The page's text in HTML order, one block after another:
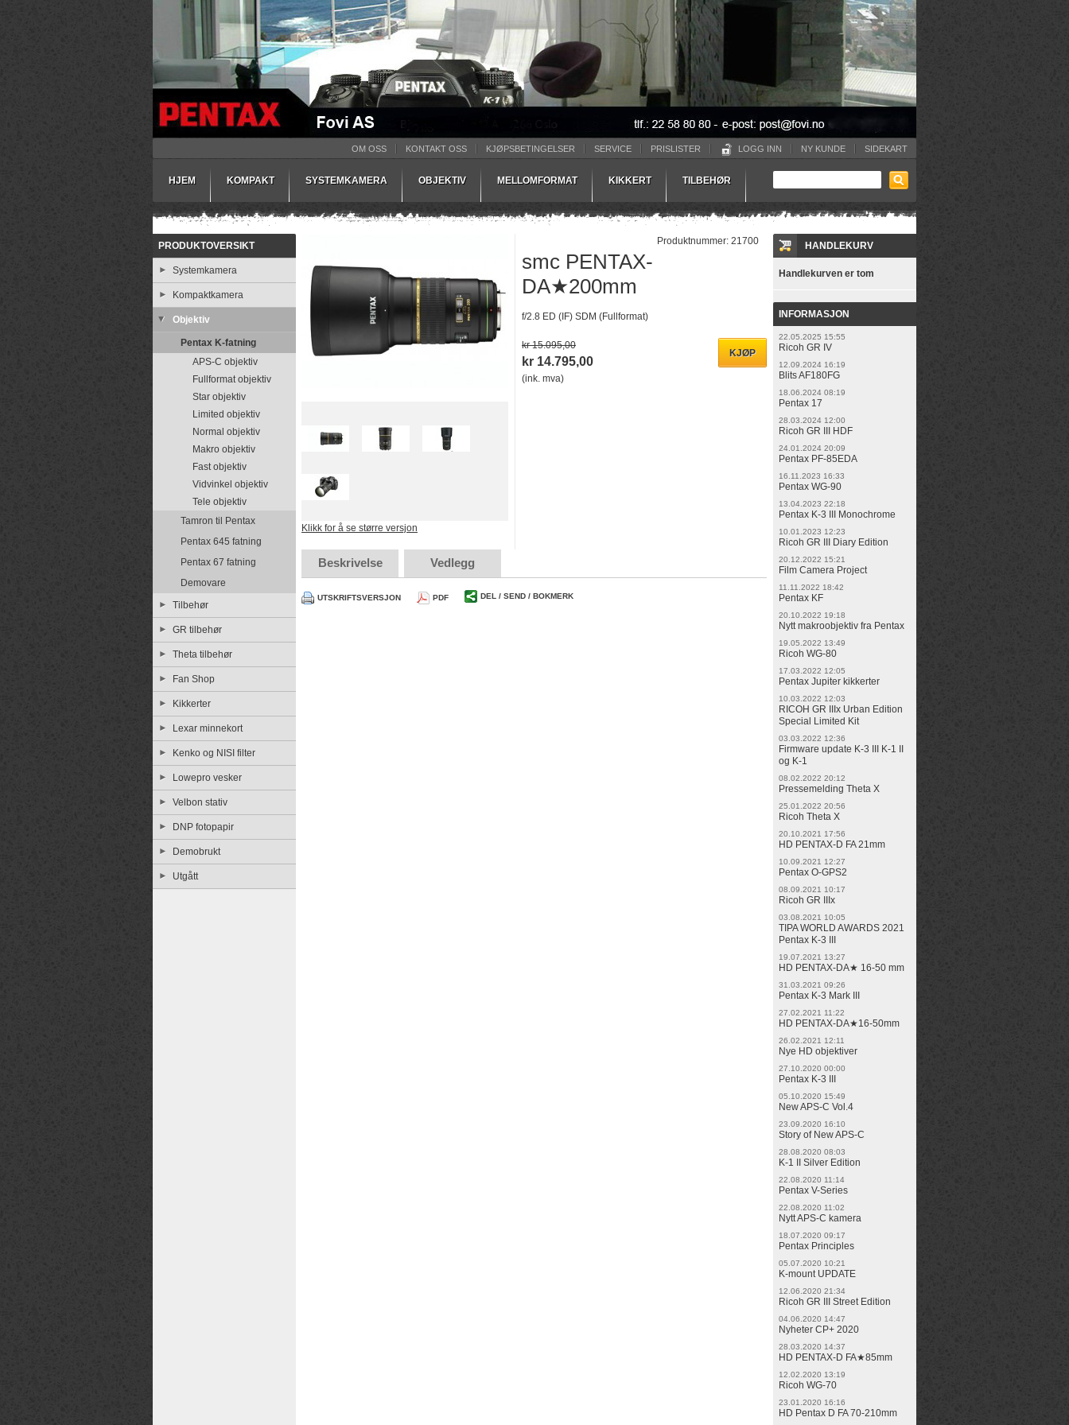
OM OSS KONTAKT OSS KJØPSBETINGELSER SERVICE PRISLISTER LOGG INN NY KUNDE SIDEKART
HJEM KOMPAKT SYSTEMKAMERA OBJEKTIV MELLOMFORMAT KIKKERT TILBEHØR
PRODUKTOVERSIKT
Systemkamera
Kompaktkamera
Objektiv
Pentax K-fatning
APS-C objektiv
Fullformat objektiv
Star objektiv
Limited objektiv
Normal objektiv
Makro objektiv
Fast objektiv
Vidvinkel objektiv
Tele objektiv
Tamron til Pentax
Pentax 645 fatning
Pentax 67 fatning
Demovare
Tilbehør
GR tilbehør
Theta tilbehør
Fan Shop
Kikkerter
Lexar minnekort
Kenko og NISI filter
Lowepro vesker
Velbon stativ
DNP fotopapir
Demobrukt
Utgått
Produktnummer: 21700
Klikk for å se større versjon
smc PENTAX-
DA★200mm
f/2.8 ED (IF) SDM (Fullformat)
kr 15.095,00
kr 14.795,00
(ink. mva)
Beskrivelse Vedlegg
UTSKRIFTSVERSJON PDF DEL / SEND / BOKMERK
HANDLEKURV
Handlekurven er tom
INFORMASJON
22.05.2025 15:55
Ricoh GR IV
12.09.2024 16:19
Blits AF180FG
18.06.2024 08:19
Pentax 17
28.03.2024 12:00
Ricoh GR III HDF
24.01.2024 20:09
Pentax PF-85EDA
16.11.2023 16:33
Pentax WG-90
13.04.2023 22:18
Pentax K-3 III Monochrome
10.01.2023 12:23
Ricoh GR III Diary Edition
20.12.2022 15:21
Film Camera Project
11.11.2022 18:42
Pentax KF
20.10.2022 19:18
Nytt makroobjektiv fra Pentax
19.05.2022 13:49
Ricoh WG-80
17.03.2022 12:05
Pentax Jupiter kikkerter
10.03.2022 12:03
RICOH GR IIIx Urban Edition
Special Limited Kit
03.03.2022 12:36
Firmware update K-3 III K-1 II
og K-1
08.02.2022 20:12
Pressemelding Theta X
25.01.2022 20:56
Ricoh Theta X
20.10.2021 17:56
HD PENTAX-D FA 21mm
10.09.2021 12:27
Pentax O-GPS2
08.09.2021 10:17
Ricoh GR IIIx
03.08.2021 10:05
TIPA WORLD AWARDS 2021
Pentax K-3 III
19.07.2021 13:27
HD PENTAX-DA★ 16-50 mm
31.03.2021 09:26
Pentax K-3 Mark III
27.02.2021 11:22
HD PENTAX-DA★16-50mm
26.02.2021 12:11
Nye HD objektiver
27.10.2020 00:00
Pentax K-3 III
05.10.2020 15:49
New APS-C Vol.4
23.09.2020 16:10
Story of New APS-C
28.08.2020 08:03
K-1 II Silver Edition
22.08.2020 11:14
Pentax V-Series
22.08.2020 11:02
Nytt APS-C kamera
18.07.2020 09:17
Pentax Principles
05.07.2020 10:21
K-mount UPDATE
12.06.2020 21:34
Ricoh GR III Street Edition
04.06.2020 14:47
Nyheter CP+ 2020
28.03.2020 14:37
HD PENTAX-D FA★85mm
12.02.2020 13:19
Ricoh WG-70
23.01.2020 16:16
HD Pentax D FA 70-210mm